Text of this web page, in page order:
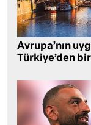
Avrupa’nın
Türkiye’den